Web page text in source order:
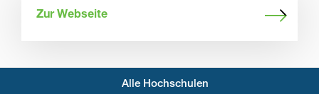
Zur Webseite
Alle Hochschulen